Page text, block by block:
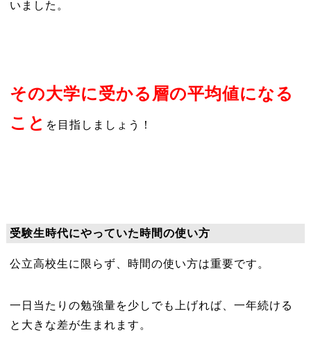
いました。
その大学に受かる層の平均値になる
こと を目指しましょう！
受験生時代にやっていた時間の使い方
公立高校生に限らず、時間の使い方は重要です。
一日当たりの勉強量を少しでも上げれば、一年続ける
と大きな差が生まれます。